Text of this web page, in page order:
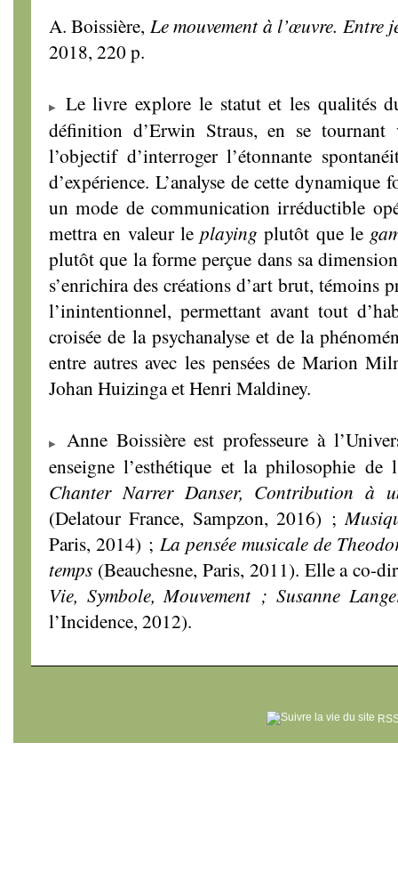
A. Boissière, Le mouvement à l’œuvre. Entre
2018, 220 p.
Le livre explore le statut et les qualités
définition d’Erwin Straus, en se
l’objectif d’interroger l’étonnante
d’expérience. L’analyse de cette
un mode de communication irréductible
mettra en valeur le playingplutôt que le
plutôt que la forme perçue dans sa
s’enrichira des créations d’art brut, témoins
l’inintentionnel, permettant avant tout
croisée de la psychanalyse et de la
entre autres avec les pensées de Marion
Johan Huizinga et Henri Maldiney.
Anne Boissière est professeure à
enseigne l’esthétique et la philosophie de
Chanter Narrer Danser, Contribution à
(Delatour France, Sampzon, 2016) ;
Paris, 2014) ; La pensée musicale de
temps (Beauchesne, Paris, 2011). Elle a co-
Vie, Symbole, Mouvement ; Susanne
l’Incidence, 2012).